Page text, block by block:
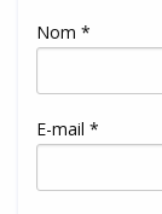
Nom *
E-mail *